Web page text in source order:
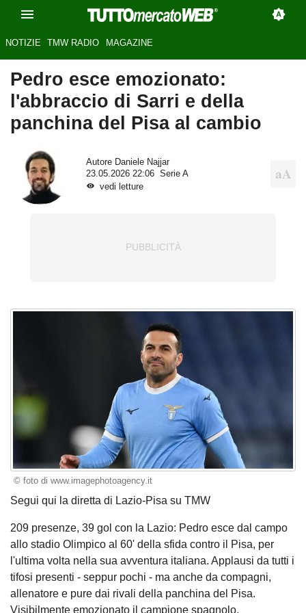
NOTIZIE TMW RADIO MAGAZINE
Pedro esce emozionato:
l'abbraccio di Sarri e della
panchina del Pisa al cambio
Autore Daniele Najjar
23.05.2026 22:06
Serie A
vedi letture
© foto di www.imagephotoagency.it
Segui qui la diretta di Lazio-Pisa su TMW
209 presenze, 39 gol con la Lazio: Pedro esce dal campo
allo stadio Olimpico al 60' della sfida contro il Pisa, per
l'ultima volta nella sua avventura italiana. Applausi da tutti i
tifosi presenti - seppur pochi - ma anche da compagni,
allenatore e pure dai rivali della panchina del Pisa.
Visibilmente emozionato il campione spagnolo.